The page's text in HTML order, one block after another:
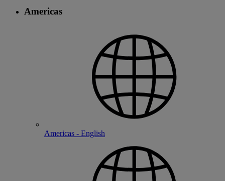
Americas
Americas - English